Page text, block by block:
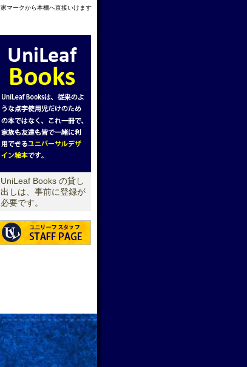
家マークから本棚へ直接いけます
UniLeaf Books の貸し
出しは、事前に登録が
必要です。